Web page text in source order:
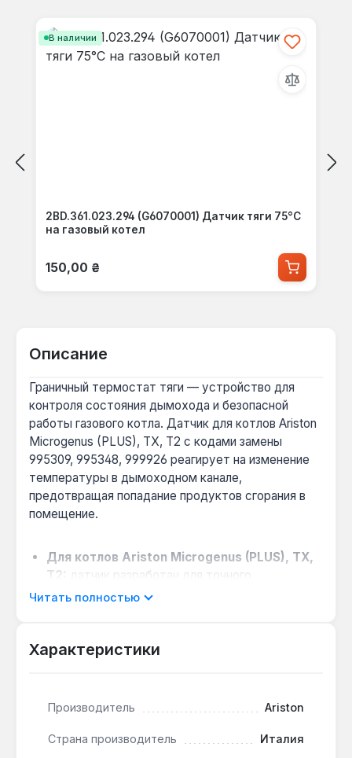
В наличии
2BD.361.023.294 (G6070001) Датчик тяги 75°C
на газовый котел
Обычная цена:
150,00 ₴
Описание
Граничный термостат тяги — устройство для
контроля состояния дымохода и безопасной
работы газового котла. Датчик для котлов Ariston
Microgenus (PLUS), TX, T2 с кодами замены
995309, 995348, 999926 реагирует на изменение
температуры в дымоходном канале,
предотвращая попадание продуктов сгорания в
помещение.
Для котлов Ariston Microgenus (PLUS), TX,
T2:
датчик разработан для точного
позиционирования и надёжного контакта в
Защита от обратной тяги:
угарного газа — критично для помещений без
Простая замена без демонтажа котла:
Читать полностью
Характеристики
Производитель Ariston
Страна производитель Италия